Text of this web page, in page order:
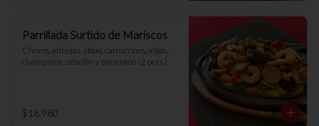
Parrillada Surtido de Mariscos
Choros, almejas, jibias, camarones, algas,
champiñón, cebollín y pimentón (2 pers.)
$18.980